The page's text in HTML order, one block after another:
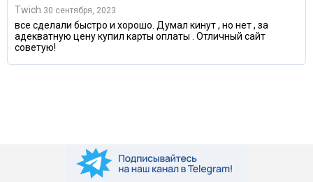
Twich 30 сентября, 2023
все сделали быстро и хорошо. Думал кинут , но нет , за
адекватную цену купил карты оплаты . Отличный сайт
советую!